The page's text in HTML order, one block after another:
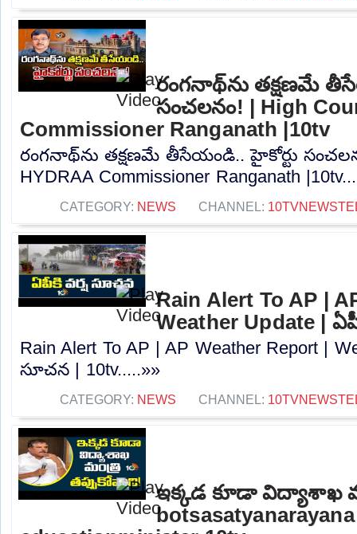
రంగనాథ్‎ను తక్షణమే
సంచలనం! | High
Commissioner Ranganath |10tv
రంగనాథ్‎ను తక్షణమే తీసేయండి.. హై‎కోర్టు
HYDRAA Commissioner Ranganath
CATEGORY: NEWS CHANNEL:
Rain Alert To AP |
Weather Update |
Rain Alert To AP | AP Weather Report |
సూచన | 10tv.....»»
CATEGORY: NEWS CHANNEL:
ఇక్కడ కూడా విద్యాశాఖ